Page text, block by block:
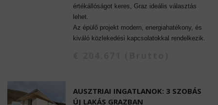
AUSZTRIAI INGATLANOK: 3 SZOBÁS
ÚJ LAKÁS GRAZBAN
értékállóságot keres, Graz ideális választás
lehet.
Az épülő projekt modern, energiahatékony, és
kiváló közlekedési kapcsolatokkal rendelkezik.